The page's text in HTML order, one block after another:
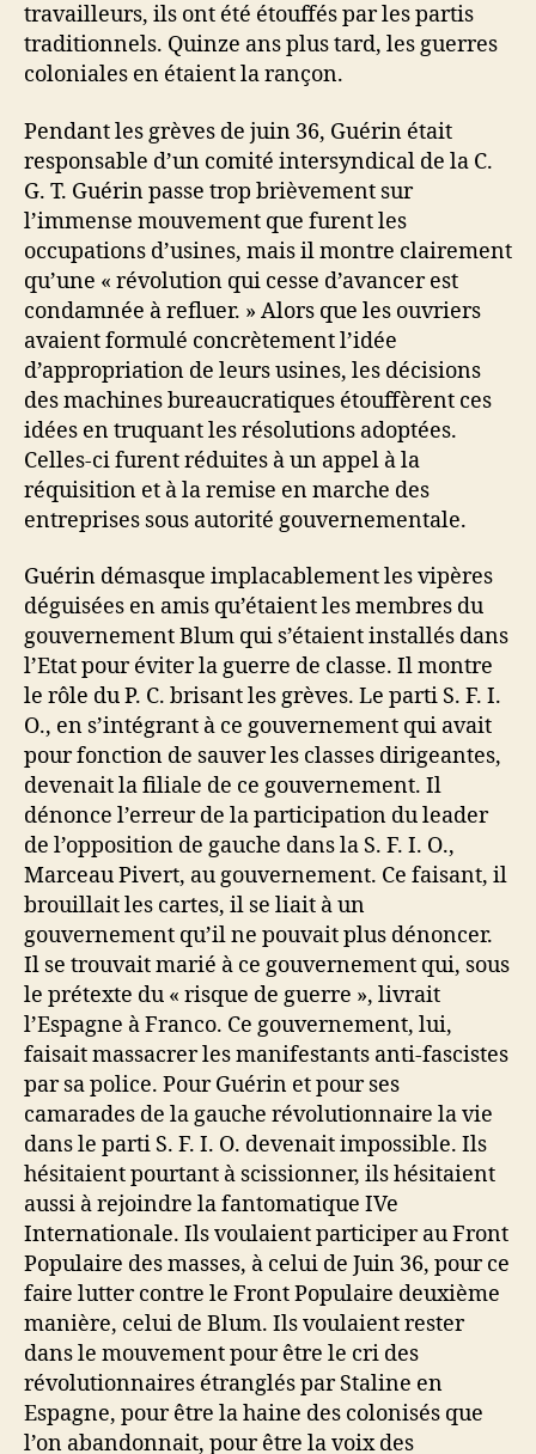
travailleurs, ils ont été étouffés par les partis
traditionnels. Quinze ans plus tard, les guerres
coloniales en étaient la rançon.
Pendant les grèves de juin 36, Guérin était
responsable d’un comité intersyndical de la C.
G. T. Guérin passe trop brièvement sur
l’immense mouvement que furent les
occupations d’usines, mais il montre clairement
qu’une « révolution qui cesse d’avancer est
condamnée à refluer. » Alors que les ouvriers
avaient formulé concrètement l’idée
d’appropriation de leurs usines, les décisions
des machines bureaucratiques étouffèrent ces
idées en truquant les résolutions adoptées.
Celles-ci furent réduites à un appel à la
réquisition et à la remise en marche des
entreprises sous autorité gouvernementale.
Guérin démasque implacablement les vipères
déguisées en amis qu’étaient les membres du
gouvernement Blum qui s’étaient installés dans
l’Etat pour éviter la guerre de classe. Il montre
le rôle du P. C. brisant les grèves. Le parti S. F. I.
O., en s’intégrant à ce gouvernement qui avait
pour fonction de sauver les classes dirigeantes,
devenait la filiale de ce gouvernement. Il
dénonce l’erreur de la participation du leader
de l’opposition de gauche dans la S. F. I. O.,
Marceau Pivert, au gouvernement. Ce faisant, il
brouillait les cartes, il se liait à un
gouvernement qu’il ne pouvait plus dénoncer.
Il se trouvait marié à ce gouvernement qui, sous
le prétexte du « risque de guerre », livrait
l’Espagne à Franco. Ce gouvernement, lui,
faisait massacrer les manifestants anti-fascistes
par sa police. Pour Guérin et pour ses
camarades de la gauche révolutionnaire la vie
dans le parti S. F. I. O. devenait impossible. Ils
hésitaient pourtant à scissionner, ils hésitaient
aussi à rejoindre la fantomatique IVe
Internationale. Ils voulaient participer au Front
Populaire des masses, à celui de Juin 36, pour ce
faire lutter contre le Front Populaire deuxième
manière, celui de Blum. Ils voulaient rester
dans le mouvement pour être le cri des
révolutionnaires étranglés par Staline en
Espagne, pour être la haine des colonisés que
l’on abandonnait, pour être la voix des